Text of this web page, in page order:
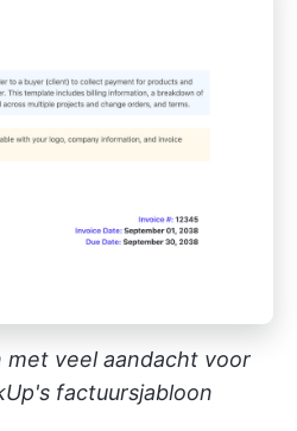
veel aandacht voor
factuursjabloon